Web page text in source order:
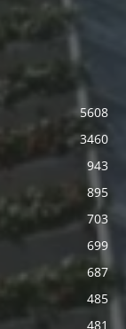
5608
3460
943
895
703
699
687
485
481